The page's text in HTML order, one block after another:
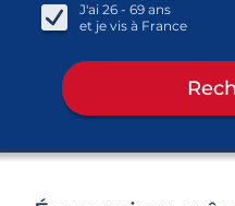
J'ai 26 - 69 ans
et je vis à France